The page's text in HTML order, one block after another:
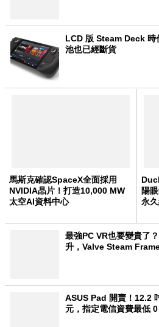
LCD 版 Steam Deck
池也已經斷貨
馬斯克確認SpaceX全面採用
NVIDIA晶片！打造10,000 MW
太空AI資料中心
陽
永
最強PC VR也要變貴了
升，Valve Steam
ASUS Pad 開賣！12.2
元，指定電信資費最低